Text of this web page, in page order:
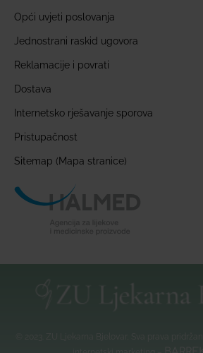
Opći uvjeti poslovanja
Jednostrani raskid ugovora
Reklamacije i povrati
Dostava
Internetsko rješavanje sporova
Pristupačnost
Sitemap (Mapa stranice)